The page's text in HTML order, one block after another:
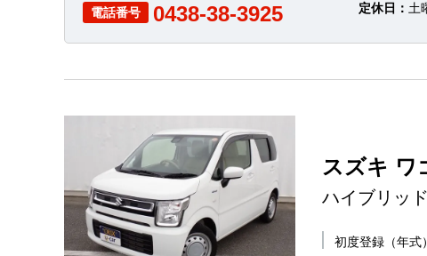
電話番号 0438-38-3925
定休日： 土
スズキ ワ
ハイブリッ
初度登録（年式